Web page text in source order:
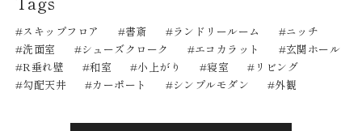
スキップフロア 書斎 ランドリールーム
ニッチ
洗面室
シューズクローク エコカラット
玄関ホール
R垂れ壁
和室 小上がり 寝室
リビング
勾配天井
カーポート シンプルモダン 外観